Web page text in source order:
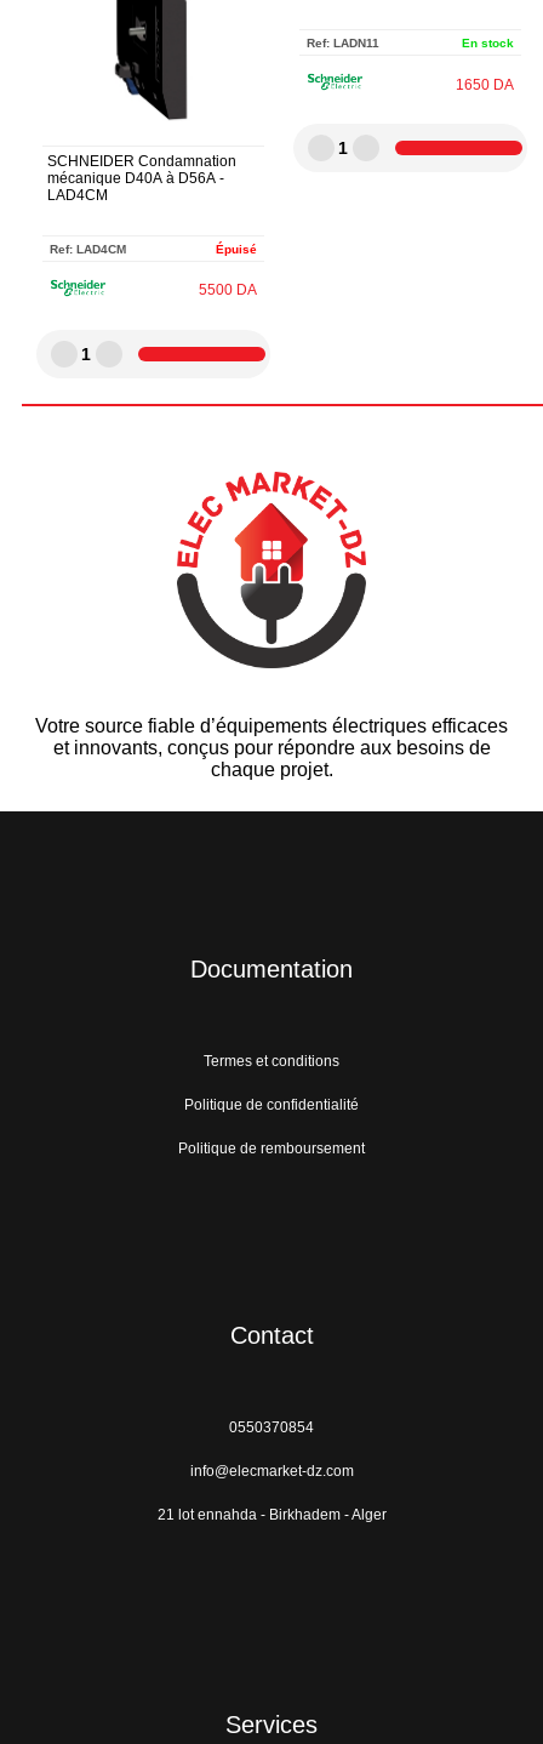
SCHNEIDER Condamnation
mécanique D40A à D56A -
LAD4CM
Ref: LAD4CM Épuisé
5500 DA
1
Ref: LADN11 En stock
1650 DA
1
Votre source fiable d’équipements électriques efficaces
et innovants, conçus pour répondre aux besoins de
chaque projet.
Documentation
Termes et conditions
Politique de confidentialité
Politique de remboursement
Contact
0550370854
info@elecmarket-dz.com
21 lot ennahda - Birkhadem - Alger
Services